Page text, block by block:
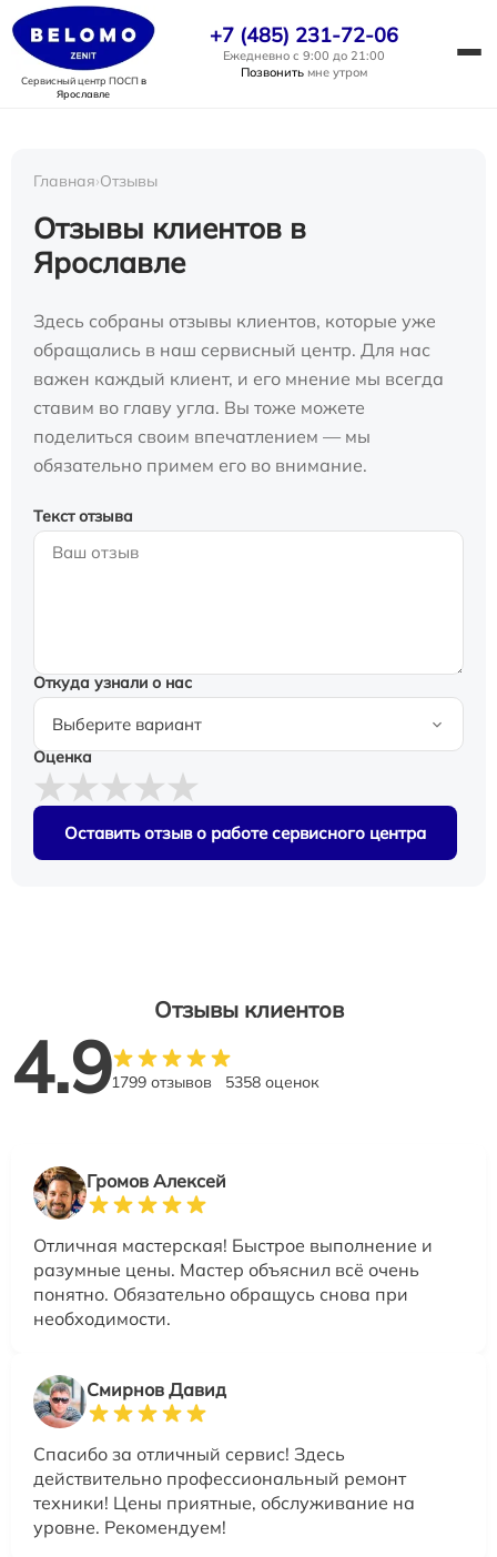
Сервисный центр ПОСПв
Ярославле
+7 (485) 231-72-06
Ежедневно с 9:00 до 21:00
Позвонить мне утром
Главная›Отзывы
Отзывы клиентов в
Ярославле
Здесь собраны отзывы клиентов, которые уже
обращались в наш сервисный центр. Для нас
важен каждый клиент, и его мнение мы всегда
ставим во главу угла. Вы тоже можете
поделиться своим впечатлением — мы
обязательно примем его во внимание.
Текст отзыва
Откуда узнали о нас
Оценка
Оставить отзыв о работе сервисного центра
Отзывы клиентов
4.91799 отзывов 5358 оценок
Громов Алексей
Отличная мастерская! Быстрое выполнение и
разумные цены. Мастер объяснил всё очень
понятно. Обязательно обращусь снова при
необходимости.
Смирнов Давид
Спасибо за отличный сервис! Здесь
действительно профессиональный ремонт
техники! Цены приятные, обслуживание на
уровне. Рекомендуем!